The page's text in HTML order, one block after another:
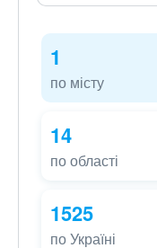
1
по місту
14
по області
1525
по Україні